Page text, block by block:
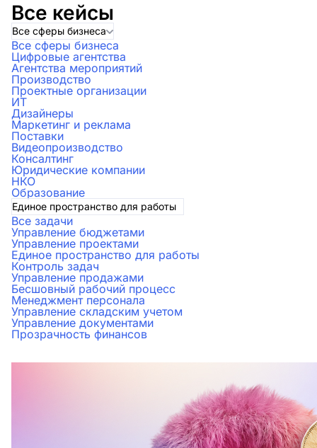
Все кейсы
Все сферы бизнеса
Все сферы бизнеса
Цифровые агентства
Агентства мероприятий
Производство
Проектные организации
ИТ
Дизайнеры
Маркетинг и реклама
Поставки
Видеопроизводство
Консалтинг
Юридические компании
НКО
Образование
Единое пространство для работы
Все задачи
Управление бюджетами
Управление проектами
Единое пространство для работы
Контроль задач
Управление продажами
Бесшовный рабочий процесс
Менеджмент персонала
Управление складским учетом
Управление документами
Прозрачность финансов